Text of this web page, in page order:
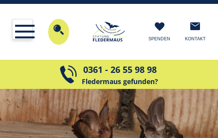
SPENDEN KONTAKT
0361 - 26 55 98 98
Fledermaus gefunden?